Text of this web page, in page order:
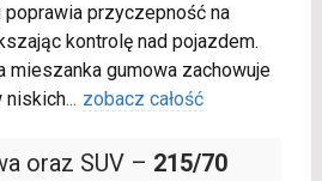
przyczepność na
kontrolę nad pojazdem.
mieszanka gumowa zachowuje
niskich... zobacz całość
oraz SUV – 215/70